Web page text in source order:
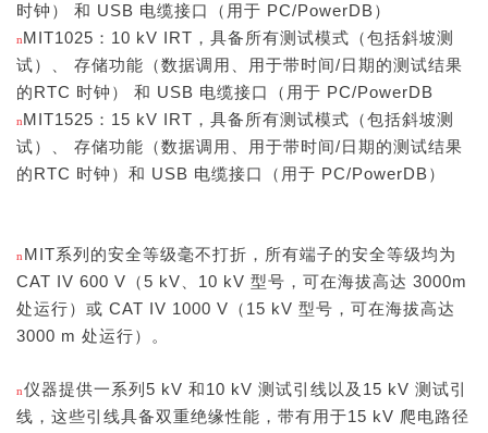
时钟） 和 USB 电缆接口（用于 PC/PowerDB）
nMIT1025： 10 kV IRT，具备所有测试模式（包括斜坡测
试）、 存储功能（数据调用、用于带时间/日期的测试结果
的RTC 时钟） 和 USB 电缆接口（用于 PC/PowerDB
nMIT1525： 15 kV IRT，具备所有测试模式（包括斜坡测
试）、 存储功能（数据调用、用于带时间/日期的测试结果
的RTC 时钟）和 USB 电缆接口（用于 PC/PowerDB）
n MIT系列的安全等级毫不打折，所有端子的安全等级均为
CAT IV 600 V（5 kV、10 kV 型号，可在海拔高达 3000m
处运行）或 CAT IV 1000 V（15 kV 型号，可在海拔高达
3000 m 处运行）。
n仪器提供一系列5 kV 和10 kV 测试引线以及15 kV 测试引
线，这些引线具备双重绝缘性能，带有用于15 kV 爬电路径